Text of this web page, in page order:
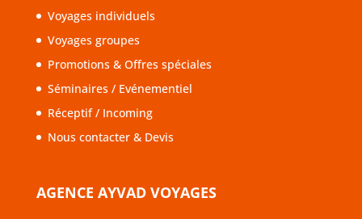
Voyages individuels
Voyages groupes
Promotions & Offres spéciales
Séminaires / Evénementiel
Réceptif / Incoming
Nous contacter & Devis
AGENCE AYVAD VOYAGES